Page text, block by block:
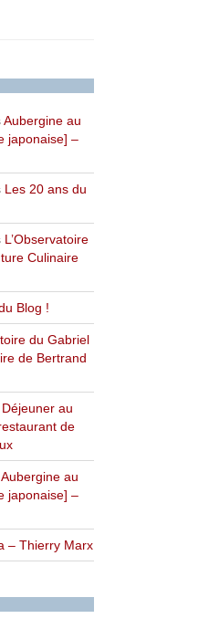
Aubergine au
japonaise] –
Les 20 ans du
L’Observatoire
Culinaire
Blog !
du Gabriel
de Bertrand
Déjeuner au
de
Aubergine au
japonaise] –
– Thierry Marx